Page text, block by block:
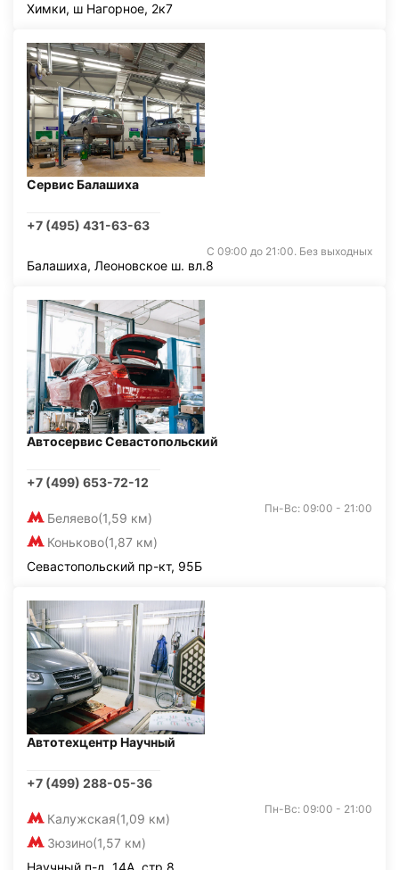
Химки, ш Нагорное, 2к7
Сервис Балашиха
+7 (495) 431-63-63
С 09:00 до 21:00. Без выходных
Балашиха, Леоновское ш. вл.8
Автосервис Севастопольский
+7 (499) 653-72-12
Беляево(1,59 км)
Коньково(1,87 км)
Пн-Вс: 09:00 - 21:00
Севастопольский пр-кт, 95Б
Автотехцентр Научный
+7 (499) 288-05-36
Калужская(1,09 км)
Зюзино(1,57 км)
Пн-Вс: 09:00 - 21:00
Научный п-д, 14А, стр.8